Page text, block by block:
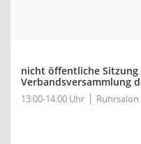
nicht öffentliche Sitzung
Verbandsversammlung
13:00-14:00 Uhr Ruhrsalon